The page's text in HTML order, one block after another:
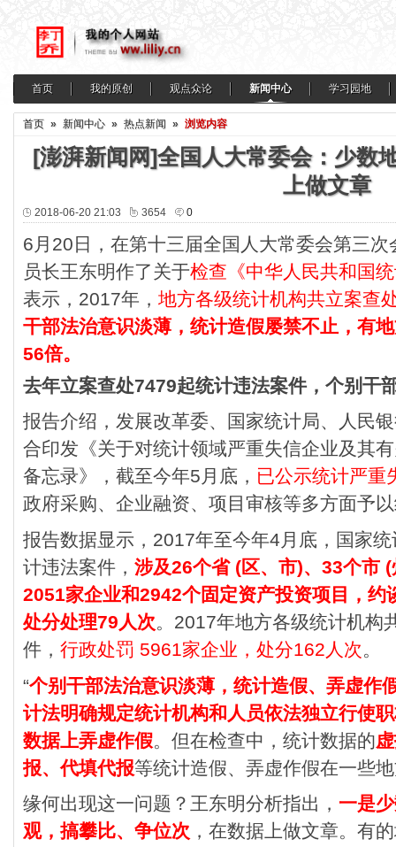
首页 我的原创 观点众论 新闻中心 学习园地
首页 » 新闻中心 » 热点新闻 » 浏览内容
[澎湃新闻网]全国人大常委会：少数
上做文章
2018-06-20 21:03 3654 0
6月20日，在第十三届全国人大常委会第三
员长王东明作了关于检查《中华人民共和国
表示，2017年， 地方各级统计机构共立案查
干部法治意识淡薄，统计造假屡禁不止，有
56倍。
去年立案查处7479起统计违法案件，个别干
报告介绍，发展改革委、国家统计局、人民
合印发《关于对统计领域严重失信企业及其
备忘录》，截至今年5月底， 已公示统计严重
政府采购、企业融资、项目审核等多方面予
报告数据显示，2017年至今年4月底，国家
计违法案件， 涉及26个省 (区、市)、33个市
2051家企业和2942个固定资产投资项目，约
处分处理79人次。2017年地方各级统计机构
件， 行政处罚 5961家企业，处分162人次。
“个别干部法治意识淡薄，统计造假、弄虚作
计法明确规定统计机构和人员依法独立行使
数据上弄虚作假。但在检查中，统计数据的
报、代填代报等统计造假、弄虚作假在一些
缘何出现这一问题？王东明分析指出， 一是
观，搞攀比、争位次 ，在数据上做文章。有